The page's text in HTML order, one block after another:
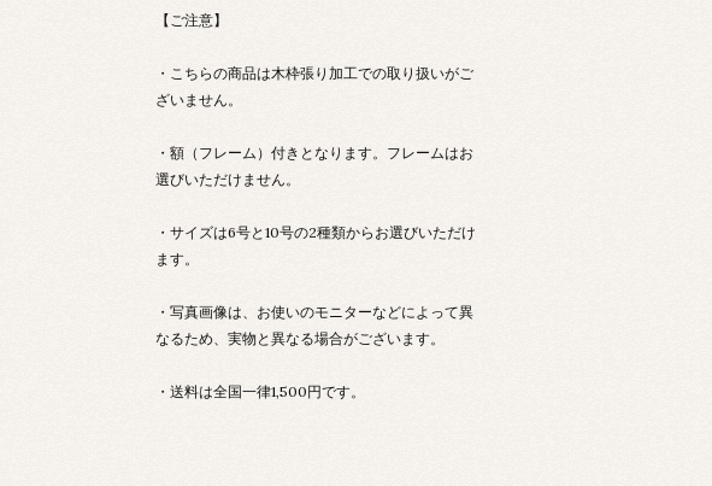
【ご注意】
・こちらの商品は木枠張り加工での取り扱いがご
ざいません。
・額（フレーム）付きとなります。フレームはお
選びいただけません。
・サイズは6号と10号の2種類からお選びいただけ
ます。
・写真画像は、お使いのモニターなどによって異
なるため、実物と異なる場合がございます。
・送料は全国一律1,500円です。